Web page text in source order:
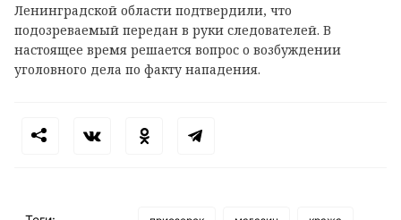
Ленинградской области подтвердили, что
подозреваемый передан в руки следователей. В
настоящее время решается вопрос о возбуждении
уголовного дела по факту нападения.